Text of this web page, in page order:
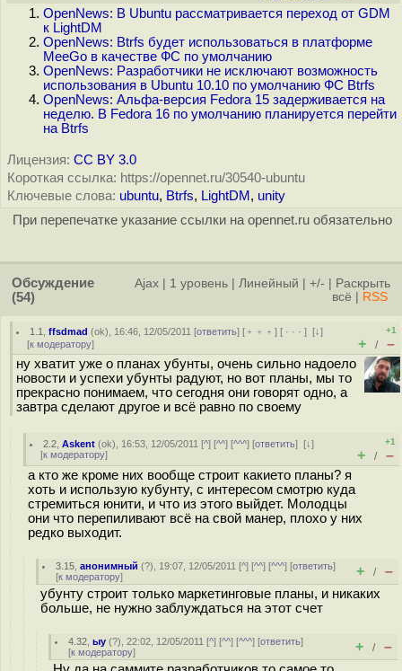
OpenNews: В Ubuntu рассматривается переход от GDM
к LightDM
OpenNews: Btrfs будет использоваться в платформе
MeeGo в качестве ФС по умолчанию
OpenNews: Разработчики не исключают возможность
использования в Ubuntu 10.10 по умолчанию ФС Btrfs
OpenNews: Альфа-версия Fedora 15 задерживается на
неделю. В Fedora 16 по умолчанию планируется перейти
на Btrfs
Лицензия: CC BY 3.0
Короткая ссылка: https://opennet.ru/30540-ubuntu
Ключевые слова: ubuntu, Btrfs, LightDM , unity
При перепечатке указание ссылки на opennet.ru обязательно
Обсуждение
(54)
Ajax 1 уровень Линейный +/-
Раскрыть
всё
RSS
1.1 ,ffsdmad (ok), 16:46, 12/05/2011 [ответить] [ ﹢﹢﹢] [ · · ·][↓]
[к модератору]
+1
+ / –
ну хватит уже о планах убунты, очень сильно надоело
новости и успехи убунты радуют, но вот планы, мы то
прекрасно понимаем, что сегодня они говорят одно, а
завтра сделают другое и всё равно по своему
2.2 ,Askent (ok), 16:53, 12/05/2011 [^] [^^] [^^^] [ответить][↓]
[к модератору]
+1
+ / –
а кто же кроме них вообще строит какието планы? я
хоть и использую кубунту, с интересом смотрю куда
стремиться юнити, и что из этого выйдет. Молодцы
они что перепиливают всё на свой манер, плохо у них
редко выходит.
3.15 ,анонимный (?), 19:07, 12/05/2011 [^] [^^] [^^^] [ответить]
[к модератору] + / –
убунту строит только маркетинговые планы, и никаких
больше, не нужно заблуждаться на этот счет
4.32 ,ыу (?), 22:02, 12/05/2011 [^] [^^] [^^^] [ответить]
[к модератору] + / –